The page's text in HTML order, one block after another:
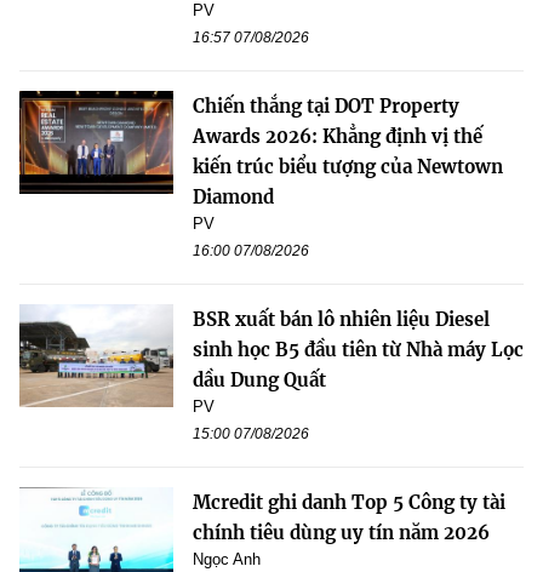
PV
16:57 07/08/2026
Chiến thắng tại DOT Property
Awards 2026: Khẳng định vị thế
kiến trúc biểu tượng của Newtown
Diamond
PV
16:00 07/08/2026
BSR xuất bán lô nhiên liệu Diesel
sinh học B5 đầu tiên từ Nhà máy Lọc
dầu Dung Quất
PV
15:00 07/08/2026
Mcredit ghi danh Top 5 Công ty tài
chính tiêu dùng uy tín năm 2026
Ngọc Anh